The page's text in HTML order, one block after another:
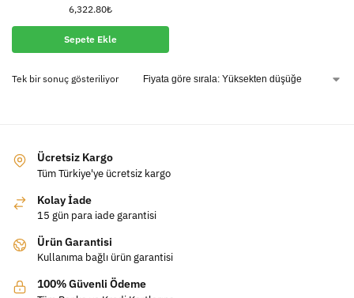
6,322.80₺
Sepete Ekle
Tek bir sonuç gösteriliyor
Ücretsiz Kargo
Tüm Türkiye'ye ücretsiz kargo
Kolay İade
15 gün para iade garantisi
Ürün Garantisi
Kullanıma bağlı ürün garantisi
100% Güvenli Ödeme